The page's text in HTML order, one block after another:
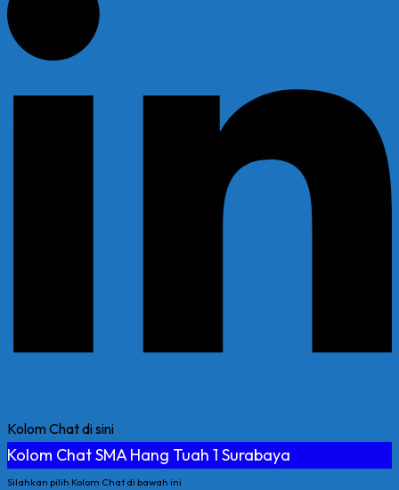
Kolom Chat di sini
Kolom Chat SMA Hang Tuah 1 Surabaya
Silahkan pilih Kolom Chat di bawah ini